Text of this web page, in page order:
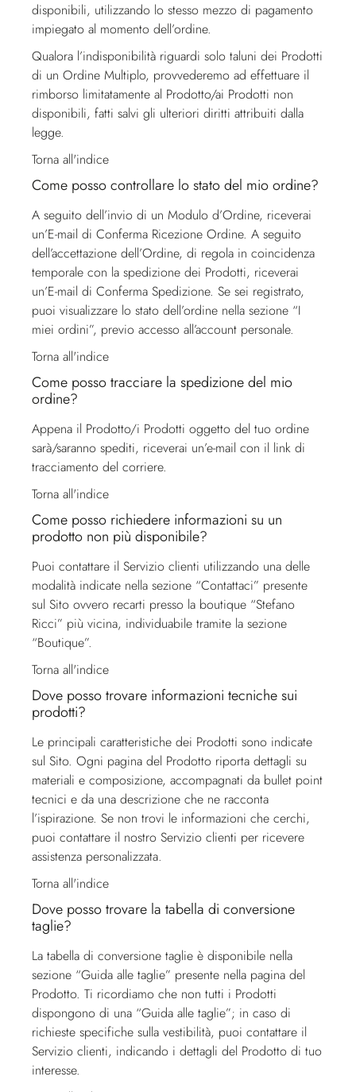
disponibili, utilizzando lo stesso mezzo di pagamento
impiegato al momento dell’ordine.
Qualora l’indisponibilità riguardi solo taluni dei Prodotti
di un Ordine Multiplo, provvederemo ad effettuare il
rimborso limitatamente al Prodotto/ai Prodotti non
disponibili, fatti salvi gli ulteriori diritti attribuiti dalla
legge.
Torna all'indice
Come posso controllare lo stato del mio ordine?
A seguito dell’invio di un Modulo d’Ordine, riceverai
un’E-mail di Conferma Ricezione Ordine. A seguito
dell’accettazione dell’Ordine, di regola in coincidenza
temporale con la spedizione dei Prodotti, riceverai
un’E-mail di Conferma Spedizione. Se sei registrato,
puoi visualizzare lo stato dell’ordine nella sezione “I
miei ordini”, previo accesso all’account personale.
Torna all'indice
Come posso tracciare la spedizione del mio
ordine?
Appena il Prodotto/i Prodotti oggetto del tuo ordine
sarà/saranno spediti, riceverai un’e-mail con il link di
tracciamento del corriere.
Torna all'indice
Come posso richiedere informazioni su un
prodotto non più disponibile?
Puoi contattare il Servizio clienti utilizzando una delle
modalità indicate nella sezione “Contattaci” presente
sul Sito ovvero recarti presso la boutique “Stefano
Ricci” più vicina, individuabile tramite la sezione
“Boutique”.
Torna all'indice
Dove posso trovare informazioni tecniche sui
prodotti?
Le principali caratteristiche dei Prodotti sono indicate
sul Sito. Ogni pagina del Prodotto riporta dettagli su
materiali e composizione, accompagnati da bullet point
tecnici e da una descrizione che ne racconta
l’ispirazione. Se non trovi le informazioni che cerchi,
puoi contattare il nostro Servizio clienti per ricevere
assistenza personalizzata.
Torna all'indice
Dove posso trovare la tabella di conversione
taglie?
La tabella di conversione taglie è disponibile nella
sezione “Guida alle taglie” presente nella pagina del
Prodotto. Ti ricordiamo che non tutti i Prodotti
dispongono di una “Guida alle taglie”; in caso di
richieste specifiche sulla vestibilità, puoi contattare il
Servizio clienti, indicando i dettagli del Prodotto di tuo
interesse.